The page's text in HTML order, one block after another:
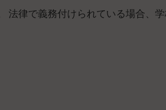
法律で義務付けられている場合、